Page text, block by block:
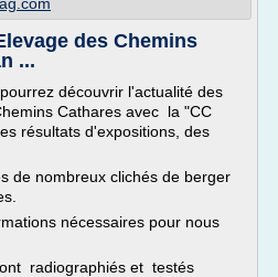
des Chemins
...
découvrir l'actualité des
Cathares avec la "CC
résultats d'expositions, des
de nombreux clichés de berger
nécessaires pour nous
radiographiés et testés